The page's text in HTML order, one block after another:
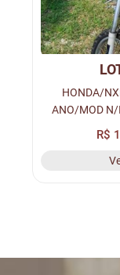
HONDA/
ANO/MOD N/
COMBUS
N/I,
MOTOR N/I,
R$